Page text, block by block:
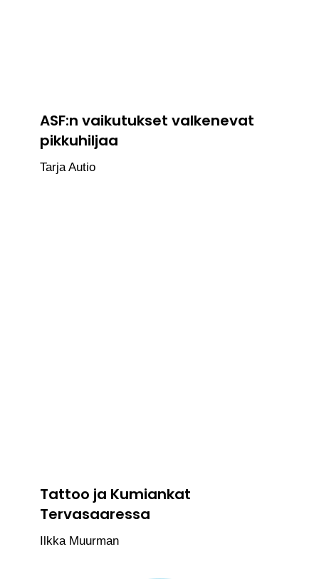
ASF:n vaikutukset valkenevat
pikkuhiljaa
Tarja Autio
Tattoo ja Kumiankat
Tervasaaressa
Ilkka Muurman